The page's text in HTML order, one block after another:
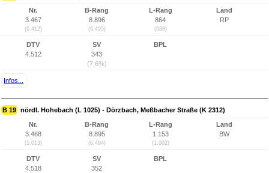
Nr.
3.467
(6.412)
B-Rang
8.896
(6.495)
L-Rang
864
(688)
Land
RP
DTV
4.512
SV
343
(7,6%)
BPL
Infos...
B 19 nördl. Hohebach (L 1025) - Dörzbach, Meßbacher Straße (K 2312)
Nr.
3.468
(5.013)
B-Rang
8.895
(6.494)
L-Rang
1.153
(1.002)
Land
BW
DTV
4.518
SV
352
BPL